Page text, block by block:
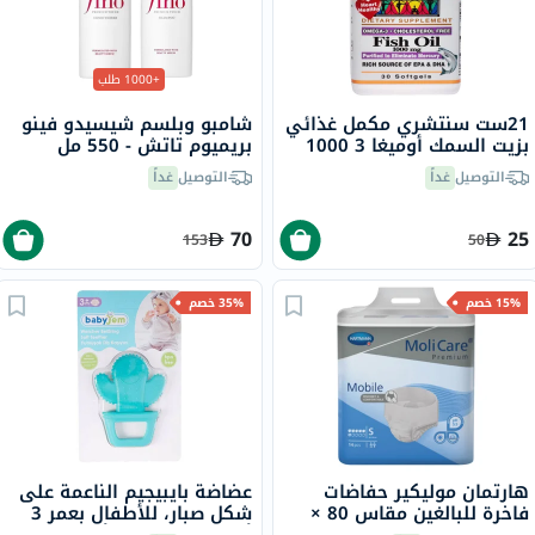
21ست سنتشري مكمل غذائي
بزيت السمك أوميغا 3 1000
ملجم، كبسولات هلامية،
حزمة من 30 كبسولة
التوصيلغداً
25
50
+1000 طلب
شامبو وبلسم شيسيدو فينو
بريميوم تاتش - 550 مل
التوصيلغداً
70
153
15% خصم
هارتمان موليكير ​​حفاضات
فاخرة للبالغين مقاس 80 ×
35% خصم
عضاضة بايبيجيم الناعمة على
شكل صبار، للأطفال بعمر 3